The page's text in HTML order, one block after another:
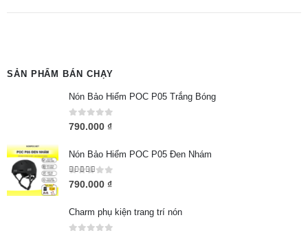
SẢN PHẨM BÁN CHẠY
Nón Bảo Hiểm POC P05 Trắng Bóng
0out of 5
790.000 ₫
Nón Bảo Hiểm POC P05 Đen Nhám
5.00 out of 5
790.000 ₫
Charm phụ kiện trang trí nón